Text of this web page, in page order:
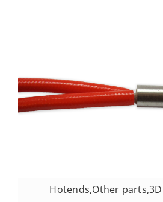
Hotends,Other parts,